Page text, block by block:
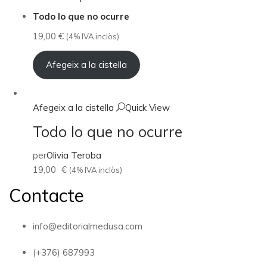
Todo lo que no ocurre
19,00 € (4% IVA inclòs)
Afegeix a la cistella
Afegeix a la cistella Quick View
Todo lo que no ocurre
perOlivia Teroba
19,00 € (4% IVA inclòs)
Contacte
info@editorialmedusa.com
(+376) 687993